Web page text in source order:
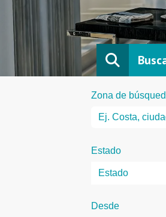
Zona de
Estado
Desde